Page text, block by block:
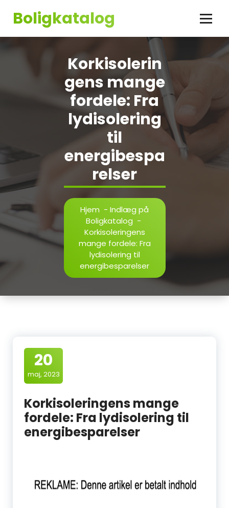
Boligkatalog
Korkisolerin
gens mange
fordele: Fra
lydisolering
til
energibespa
relser
Hjem - Indlæg på
Boligkatalog -
Korkisoleringens
mange fordele: Fra
lydisolering til
energibesparelser
20
maj, 2023
Korkisoleringens mange
fordele: Fra lydisolering til
energibesparelser